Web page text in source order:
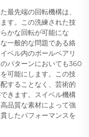
最先端の回転機構は、
す。この洗練された技
かな回転が可能にな
一般的な問題である絡
ベル内のボールベアリ
パターンにおいても360
可能にします。この技
することなく、芸術的
きます。スイベル機構
品質な素材によって強
したパフォーマンスを